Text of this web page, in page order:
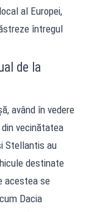
al Europei,
întregul
de la
având în vedere
vecinătatea
Stellantis au
destinate
acestea se
Dacia